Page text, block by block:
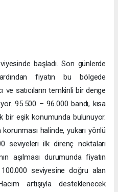
başladı. Son günlerde
fiyatın bu bölgede
ve satıcıların temkinli bir denge
95.500 – 96.000 bandı, kısa
bir eşik konumunda bulunuyor.
korunması halinde, yukarı yönlü
seviyeleri ilk direnç noktaları
aşılması durumunda fiyatın
seviyesine doğru alan
artışıyla desteklenecek